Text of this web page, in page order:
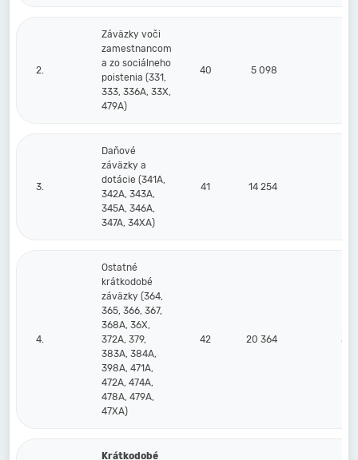
2.
Záväzky voči
zamestnancom
a zo sociálneho
poistenia (331,
333, 336A, 33X,
479A)
40 5 098
3.
Daňové
záväzky a
dotácie (341A,
342A, 343A,
345A, 346A,
347A, 34XA)
41 14 254
4.
Ostatné
krátkodobé
záväzky (364,
365, 366, 367,
368A, 36X,
372A, 379,
383A, 384A,
398A, 471A,
472A, 474A,
478A, 479A,
47XA)
42 20 364 34
Krátkodobé